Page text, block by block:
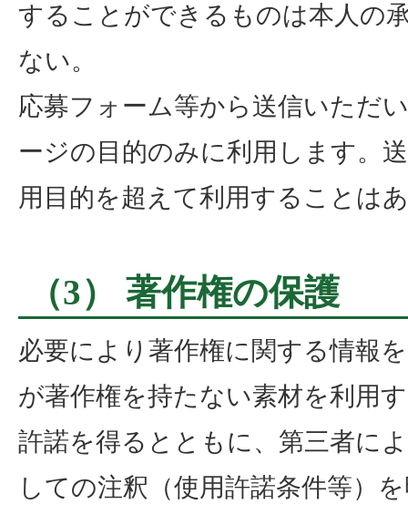
することができるものは本人の
ない。
応募フォーム等から送信いただ
ージの目的のみに利用します。
用目的を超えて利用することは
（3） 著作権の保護
必要により著作権に関する情報
が著作権を持たない素材を利用
許諾を得るとともに、第三者に
しての注釈（使用許諾条件等）